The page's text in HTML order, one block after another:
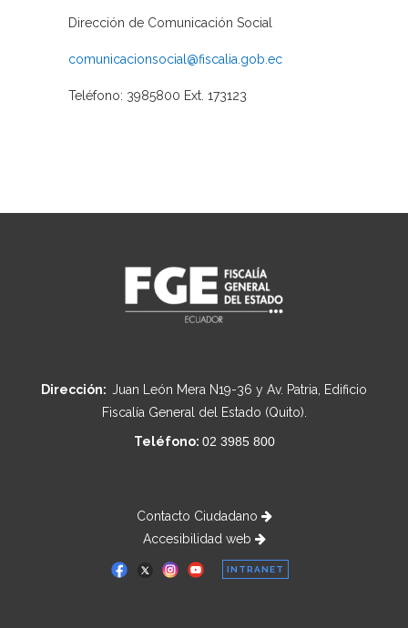
Dirección de Comunicación Social
comunicacionsocial@fiscalia.gob.ec
Teléfono: 3985800 Ext. 173123
Dirección: Juan León Mera N19-36 y Av. Patria, Edificio
Fiscalía General del Estado (Quito).
Teléfono: 02 3985 800
Contacto Ciudadano
Accesibilidad web
INTRANET